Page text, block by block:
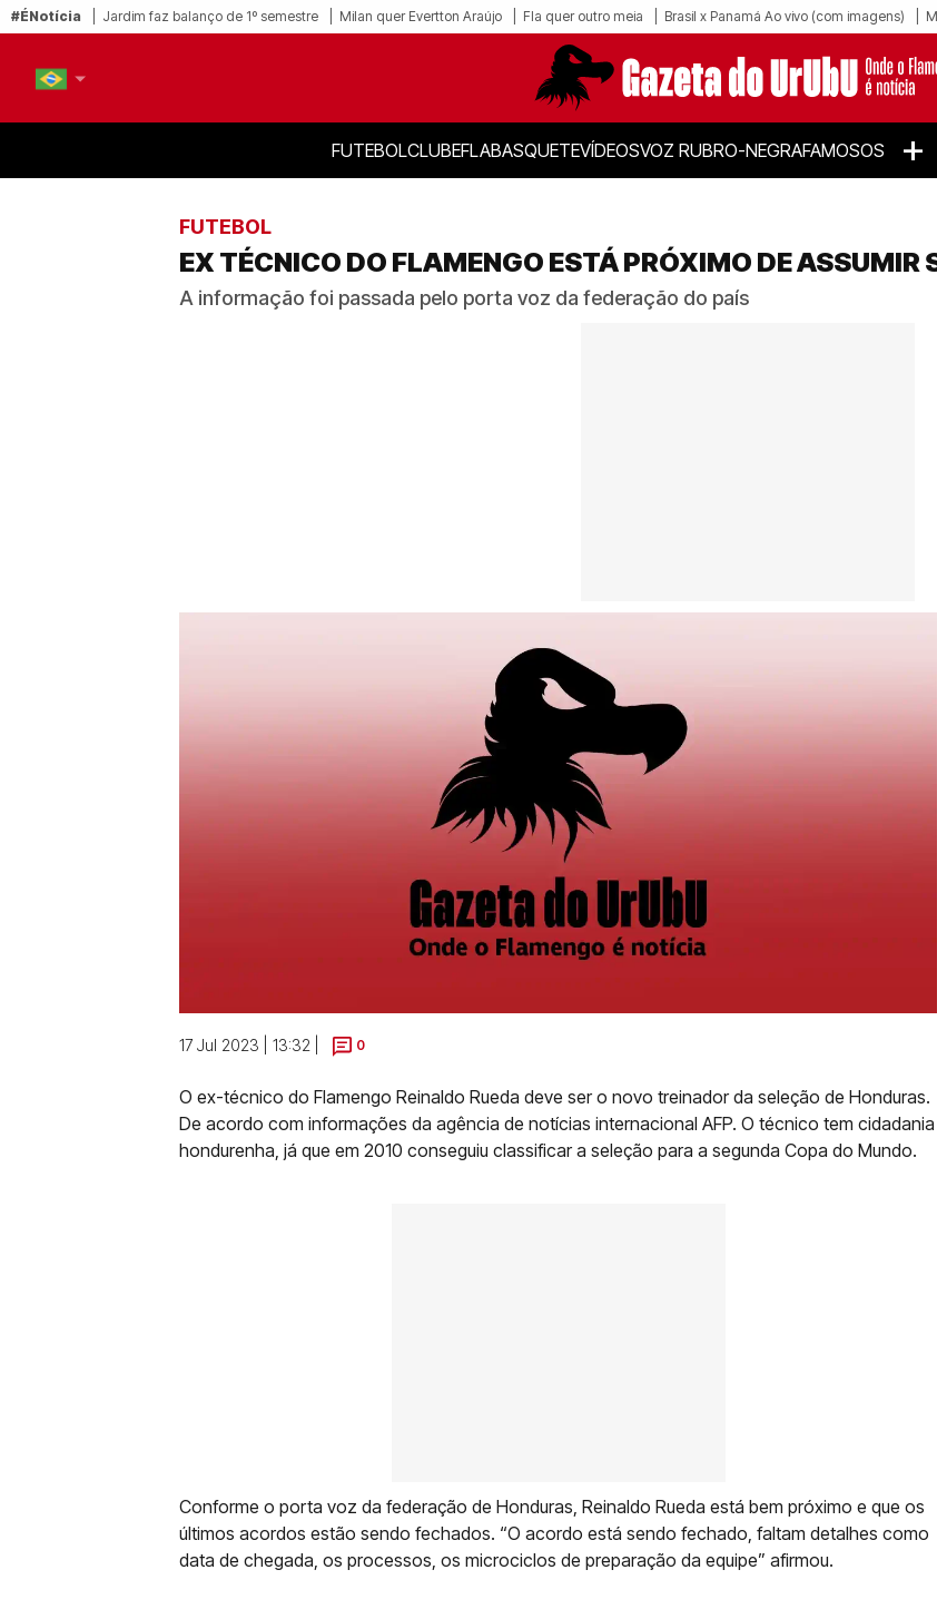
#ÉNotícia Jardim faz balanço de 1º semestre Milan quer Evertton Araújo Fla quer outro meia Brasil x Panamá Ao vivo (com imagens)
FUTEBOLCLUBEFLABASQUETEVÍDEOSVOZ RUBRO-NEGRAFAMOSOS +
FUTEBOL
EX TÉCNICO DO FLAMENGO ESTÁ PRÓXIMO DE ASSUMIR
A informação foi passada pelo porta voz da federação do país
17 Jul 2023 | 13:32 | 0
O ex-técnico do Flamengo Reinaldo Rueda deve ser o novo treinador da seleção de Honduras.
De acordo com informações da agência de notícias internacional AFP. O técnico tem cidadania
hondurenha, já que em 2010 conseguiu classificar a seleção para a segunda Copa do Mundo.
Conforme o porta voz da federação de Honduras, Reinaldo Rueda está bem próximo e que os
últimos acordos estão sendo fechados. “O acordo está sendo fechado, faltam detalhes como
data de chegada, os processos, os microciclos de preparação da equipe” afirmou.